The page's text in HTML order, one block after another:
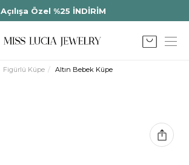
Açılışa Özel %25 İNDİRİM
Figürlü Küpe Altın Bebek Küpe